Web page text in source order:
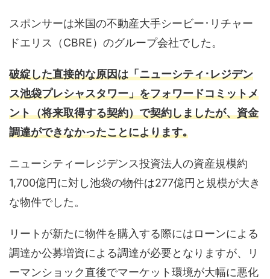
スポンサーは米国の不動産大手シービー･リチャー
ドエリス（CBRE）のグループ会社でした。
破綻した直接的な原因は「ニューシティ･レジデン
ス池袋プレシャスタワー」をフォワードコミットメ
ント（将来取得する契約）で契約しましたが、資金
調達ができなかったことによります｡
ニューシティーレジデンス投資法人の資産規模約
1,700億円に対し池袋の物件は277億円と規模が大き
な物件でした。
リートが新たに物件を購入する際にはローンによる
調達か公募増資による調達が必要となりますが、リ
ーマンショック直後でマーケット環境が大幅に悪化